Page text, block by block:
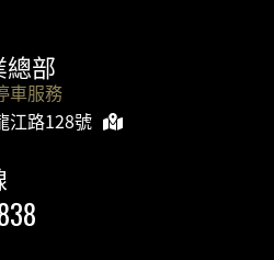
總部
車服務
江路128號